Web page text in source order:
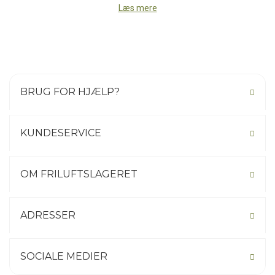
komfort, beskyttelse og præstation er altafgørende. Guide BC er
Læs mere
BRUG FOR HJÆLP?
KUNDESERVICE
OM FRILUFTSLAGERET
ADRESSER
SOCIALE MEDIER